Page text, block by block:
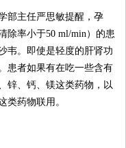
主任严思敏提醒，孕
除率小于50 ml/min）的患
韦。即使是轻度的肝肾功
患者如果有在吃一些含有
锌、钙、镁这类药物，以
类药物联用。